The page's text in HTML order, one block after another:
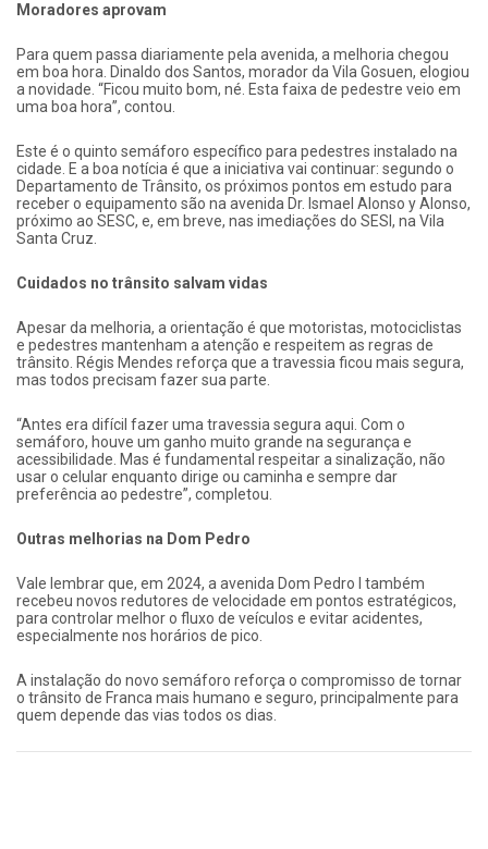
Moradores aprovam
Para quem passa diariamente pela avenida, a melhoria chegou
em boa hora. Dinaldo dos Santos, morador da Vila Gosuen, elogiou
a novidade. “Ficou muito bom, né. Esta faixa de pedestre veio em
uma boa hora”, contou.
Este é o quinto semáforo específico para pedestres instalado na
cidade. E a boa notícia é que a iniciativa vai continuar: segundo o
Departamento de Trânsito, os próximos pontos em estudo para
receber o equipamento são na avenida Dr. Ismael Alonso y Alonso,
próximo ao SESC, e, em breve, nas imediações do SESI, na Vila
Santa Cruz.
Cuidados no trânsito salvam vidas
Apesar da melhoria, a orientação é que motoristas, motociclistas
e pedestres mantenham a atenção e respeitem as regras de
trânsito. Régis Mendes reforça que a travessia ficou mais segura,
mas todos precisam fazer sua parte.
“Antes era difícil fazer uma travessia segura aqui. Com o
semáforo, houve um ganho muito grande na segurança e
acessibilidade. Mas é fundamental respeitar a sinalização, não
usar o celular enquanto dirige ou caminha e sempre dar
preferência ao pedestre”, completou.
Outras melhorias na Dom Pedro
Vale lembrar que, em 2024, a avenida Dom Pedro I também
recebeu novos redutores de velocidade em pontos estratégicos,
para controlar melhor o fluxo de veículos e evitar acidentes,
especialmente nos horários de pico.
A instalação do novo semáforo reforça o compromisso de tornar
o trânsito de Franca mais humano e seguro, principalmente para
quem depende das vias todos os dias.